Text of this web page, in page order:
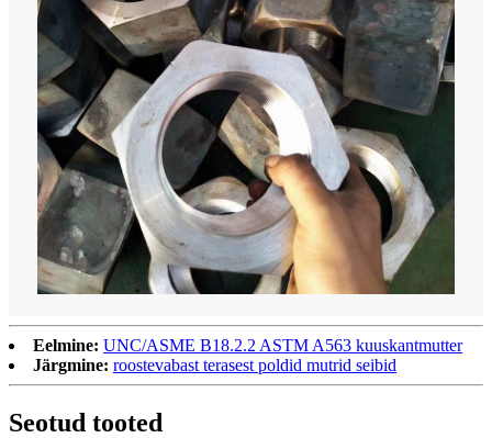
Eelmine: UNC/ASME B18.2.2 ASTM A563 kuuskantmutter
Järgmine: roostevabast terasest poldid mutrid seibid
Seotud tooted